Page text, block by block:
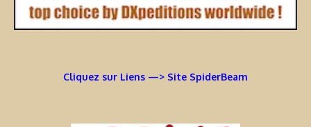
Cliquez sur Liens —> Site SpiderBeam